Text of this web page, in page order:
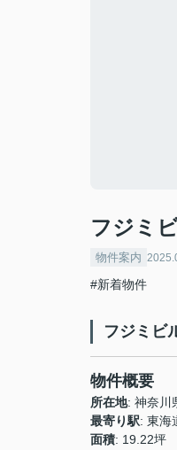
フジミ
物件案内
#新着物件
フジミビ
物件概要
所在地: 神奈川
最寄り駅: 東海
面積: 19.22坪